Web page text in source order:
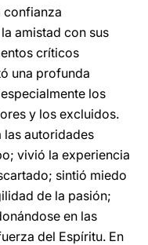
confianza
amistad con sus
críticos
una profunda
los
y los excluidos.
las autoridades
vivió la experiencia
sintió miedo
de la pasión;
en las
del Espíritu. En